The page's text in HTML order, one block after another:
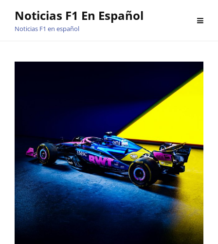
Noticias F1 En Español
Noticias F1 en español